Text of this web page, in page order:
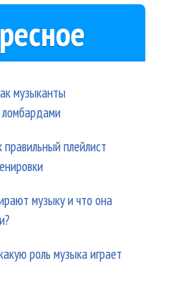
музыканты
плейлист
музыку и что она
роль музыка играет